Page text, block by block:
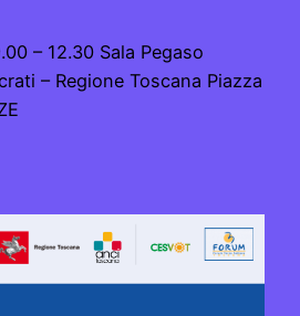
– 12.30 Sala Pegaso
– Regione Toscana Piazza